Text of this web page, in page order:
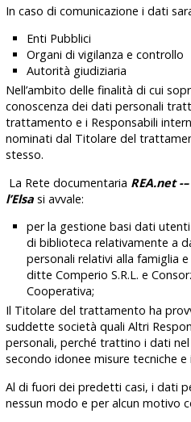
In caso di comunicazione i dati
Enti Pubblici
Organi di vigilanza e controllo
Autorità giudiziaria
Nell’ambito delle finalità di cui
conoscenza dei dati personali
trattamento e i Responsabili
nominati dal Titolare del
stesso.
La Rete documentaria REA.net-–
l’Elsa si avvale:
per la gestione basi dati
di biblioteca relativamente a
personali relativi alla famiglia
ditte Comperio S.R.L. e
Cooperativa;
Il Titolare del trattamento ha
suddette società quali Altri
personali, perché trattino i dati
secondo idonee misure tecniche
Al di fuori dei predetti casi, i dati
nessun modo e per alcun motivo